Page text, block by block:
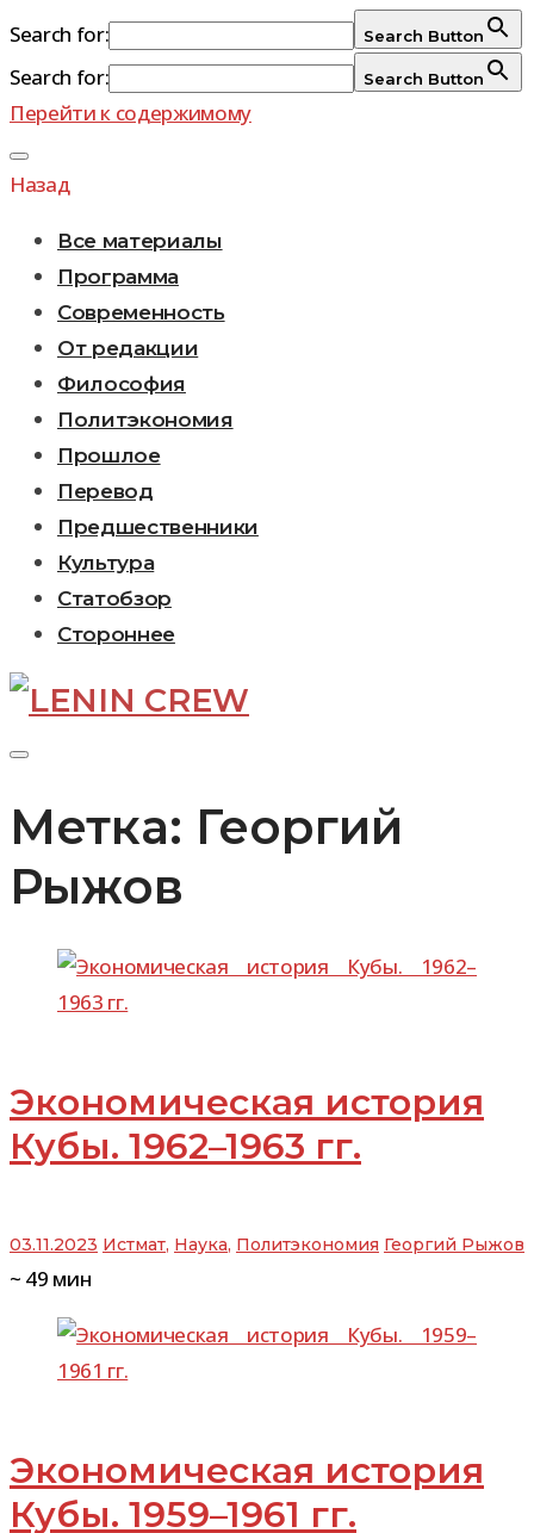
Search for: Search Button
Search for: Search Button
Перейти к содержимому
Назад
Все материалы
Программа
Современность
От редакции
Философия
Политэкономия
Прошлое
Перевод
Предшественники
Культура
Статобзор
Стороннее
Метка: Георгий
Рыжов
Экономическая история
Кубы. 1962–1963 гг.
03.11.2023 Истмат, Наука, Политэкономия Георгий Рыжов
~ 49 мин
Экономическая история
Кубы. 1959–1961 гг.